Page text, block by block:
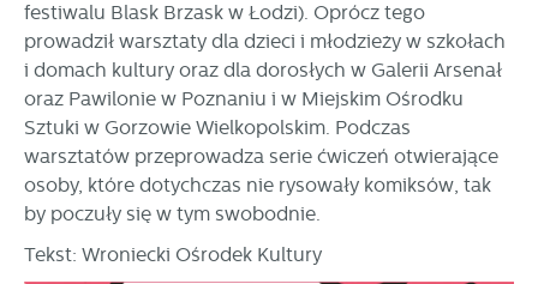
festiwalu Blask Brzask w Łodzi). Oprócz tego
prowadził warsztaty dla dzieci i młodzieży w szkołach
i domach kultury oraz dla dorosłych w Galerii Arsenał
oraz Pawilonie w Poznaniu i w Miejskim Ośrodku
Sztuki w Gorzowie Wielkopolskim. Podczas
warsztatów przeprowadza serie ćwiczeń otwierające
osoby, które dotychczas nie rysowały komiksów, tak
by poczuły się w tym swobodnie.
Tekst: Wroniecki Ośrodek Kultury